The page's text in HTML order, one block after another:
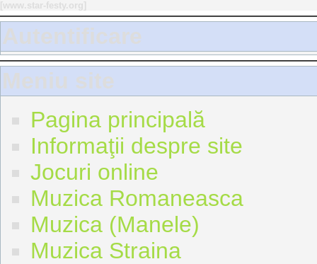
Autentificare
Meniu site
Pagina principală
Informaţii despre site
Jocuri online
Muzica Romaneasca
Muzica (Manele)
Muzica Straina